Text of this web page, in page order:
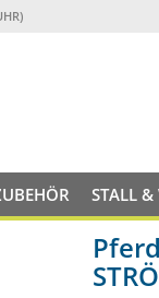
STALL &